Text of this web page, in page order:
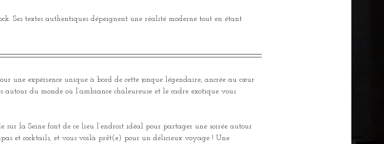
Ses textes authentiques dépeignent une réalité moderne tout en étant
une expérience unique à bord de cette jonque légendaire, ancrée au cœur
autour du monde où l’ambiance chaleureuse et le cadre exotique vous
sur la Seine font de ce lieu l’endroit idéal pour partager une soirée autour
et cocktails, et vous voilà prêt(e) pour un délicieux voyage ! Une